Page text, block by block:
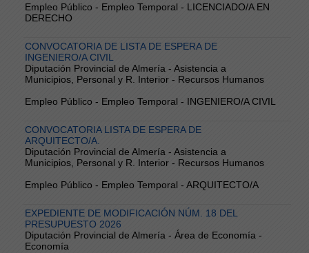
Empleo Público - Empleo Temporal - LICENCIADO/A EN
DERECHO
CONVOCATORIA DE LISTA DE ESPERA DE
INGENIERO/A CIVIL
Diputación Provincial de Almería - Asistencia a
Municipios, Personal y R. Interior - Recursos Humanos
Empleo Público - Empleo Temporal - INGENIERO/A CIVIL
CONVOCATORIA LISTA DE ESPERA DE
ARQUITECTO/A.
Diputación Provincial de Almería - Asistencia a
Municipios, Personal y R. Interior - Recursos Humanos
Empleo Público - Empleo Temporal - ARQUITECTO/A
EXPEDIENTE DE MODIFICACIÓN NÚM. 18 DEL
PRESUPUESTO 2026
Diputación Provincial de Almería - Área de Economía -
Economía